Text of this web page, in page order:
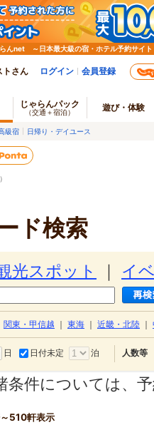
んnet ～日本最大級の宿・ホテル予約サイト
トさん ログイン 会員登録
じゃらんパック
（交通＋宿泊） 遊び・体験
級宿 日帰り・デイユース
）
ド検索
光スポット イ
関東・甲信越 東海 近畿・北陸
日 日付未定 泊 人数等
件については、
510軒表示